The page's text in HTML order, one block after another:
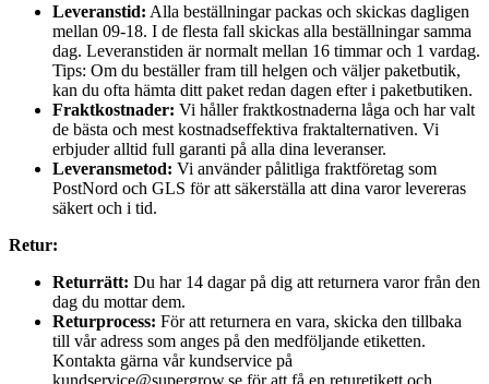
Leveranstid: Alla beställningar packas och skickas dagligen
mellan 09-18. I de flesta fall skickas alla beställningar samma
dag. Leveranstiden är normalt mellan 16 timmar och 1 vardag.
Tips: Om du beställer fram till helgen och väljer paketbutik,
kan du ofta hämta ditt paket redan dagen efter i paketbutiken.
Fraktkostnader: Vi håller fraktkostnaderna låga och har valt
de bästa och mest kostnadseffektiva fraktalternativen. Vi
erbjuder alltid full garanti på alla dina leveranser.
Leveransmetod: Vi använder pålitliga fraktföretag som
PostNord och GLS för att säkerställa att dina varor levereras
säkert och i tid.
Retur:
Returrätt: Du har 14 dagar på dig att returnera varor från den
dag du mottar dem.
Returprocess: För att returnera en vara, skicka den tillbaka
till vår adress som anges på den medföljande etiketten.
Kontakta gärna vår kundservice på
kundservice@supergrow.se för att få en returetikett och